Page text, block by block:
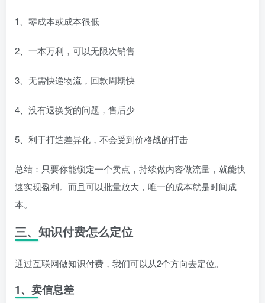
1、零成本或成本很低
2、一本万利，可以无限次销售
3、无需快递物流，回款周期快
4、没有退换货的问题，售后少
5、利于打造差异化，不会受到价格战的打击
总结：只要你能锁定一个卖点，持续做内容做流量，就能快
速实现盈利。而且可以批量放大，唯一的成本就是时间成
本。
三、知识付费怎么定位
通过互联网做知识付费，我们可以从2个方向去定位。
1、卖信息差